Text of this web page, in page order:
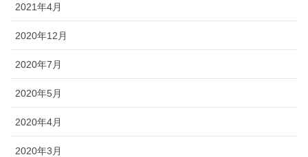
2021年4月
2020年12月
2020年7月
2020年5月
2020年4月
2020年3月